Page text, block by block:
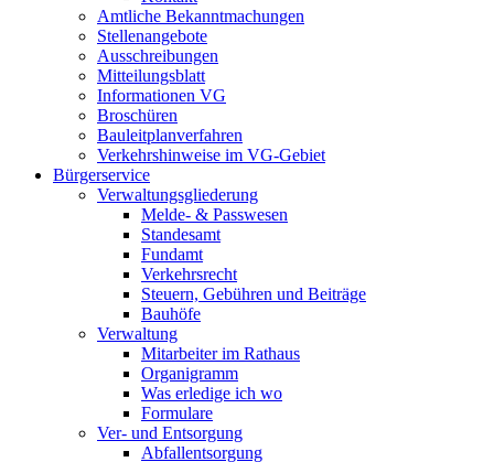
Amtliche Bekanntmachungen
Stellenangebote
Ausschreibungen
Mitteilungsblatt
Informationen VG
Broschüren
Bauleitplanverfahren
Verkehrshinweise im VG-Gebiet
Bürgerservice
Verwaltungsgliederung
Melde- & Passwesen
Standesamt
Fundamt
Verkehrsrecht
Steuern, Gebühren und Beiträge
Bauhöfe
Verwaltung
Mitarbeiter im Rathaus
Organigramm
Was erledige ich wo
Formulare
Ver- und Entsorgung
Abfallentsorgung